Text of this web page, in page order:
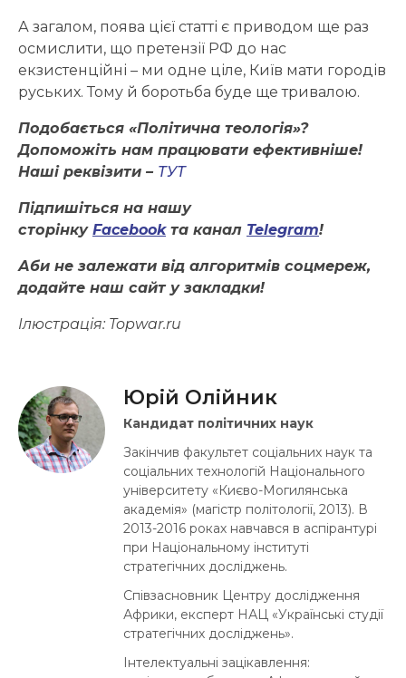
А загалом, поява цієї статті є приводом ще раз
осмислити, що претензії РФ до нас
екзистенційні – ми одне ціле, Київ мати городів
руських. Тому й боротьба буде ще тривалою.
Подобається «Політична теологія»?
Допоможіть нам працювати ефективніше!
Наші реквізити – ТУТ
Підпишіться на нашу
сторінку Facebookта канал Telegram!
Аби не залежати від алгоритмів соцмереж,
додайте наш сайт у закладки!
Ілюстрація: Topwar.ru
Юрій Олійник
Кандидат політичних наук
Закінчив факультет соціальних наук та
соціальних технологій Національного
університету «Києво-Могилянська
академія» (магістр політології, 2013). В
2013-2016 роках навчався в аспірантурі
при Національному інституті
стратегічних досліджень.
Співзасновник Центру дослідження
Африки, експерт НАЦ «Українські студії
стратегічних досліджень».
Інтелектуальні зацікавлення: